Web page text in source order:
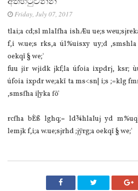
Friday, July 07, 2017
tlai;a cd;sl mlaIfha ishÆu ue;s
f,i w.ue;s rks,a úl%uisxy uy;d ,smshla
oekqï § we;'
fuu jir wjidk jkf;la úfoia ixpdrj, ksr;
úfoia ixpdr we;akï ta ms<sn| i;s ;=klg
,smsfha i|yka fõ'
rcfha bÈß lghq;= ld¾hlaIuj yd
lemjk f,i;a w.ue;sjrhd ;jÿrg;a oekqï § we;'